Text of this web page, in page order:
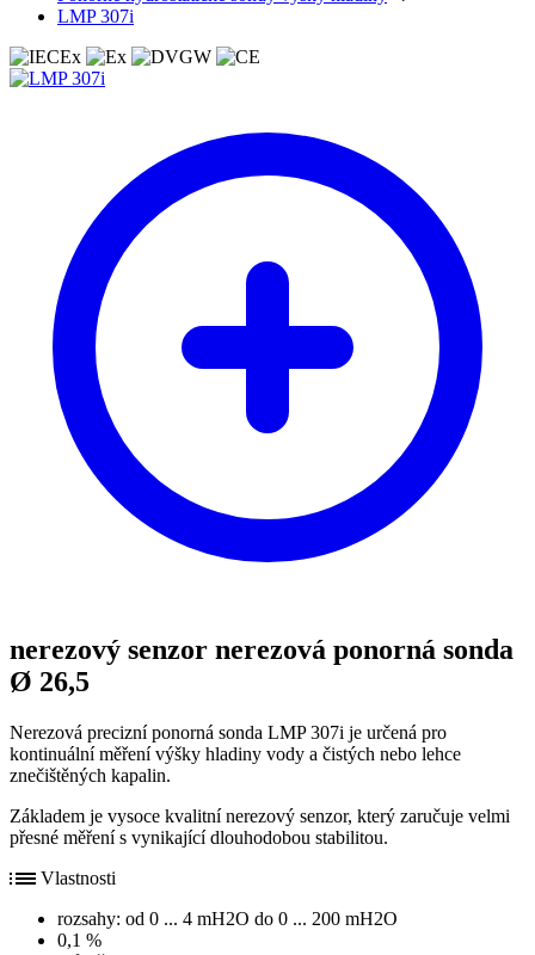
LMP 307i
nerezový senzor nerezová ponorná sonda
Ø 26,5
Nerezová precizní ponorná sonda LMP 307i je určená pro
kontinuální měření výšky hladiny vody a čistých nebo lehce
znečištěných kapalin.
Základem je vysoce kvalitní nerezový senzor, který zaručuje velmi
přesné měření s vynikající dlouhodobou stabilitou.
Vlastnosti
rozsahy: od 0 ... 4 mH2O do 0 ... 200 mH2O
0,1 %